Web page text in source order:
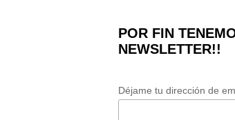
POR FIN
NEWSLETTER!!
Déjame tu dirección de